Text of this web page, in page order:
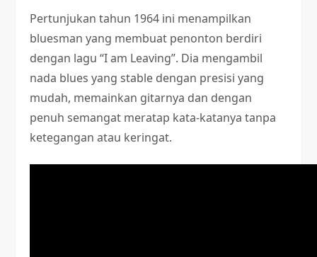
Pertunjukan tahun 1964 ini menampilkan
bluesman yang membuat penonton berdiri
dengan lagu “I am Leaving”. Dia mengambil
nada blues yang stable dengan presisi yang
mudah, memainkan gitarnya dan dengan
penuh semangat meratap kata-katanya tanpa
ketegangan atau keringat.